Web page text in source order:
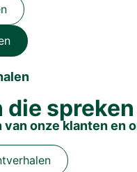
die spreken
van onze klanten en